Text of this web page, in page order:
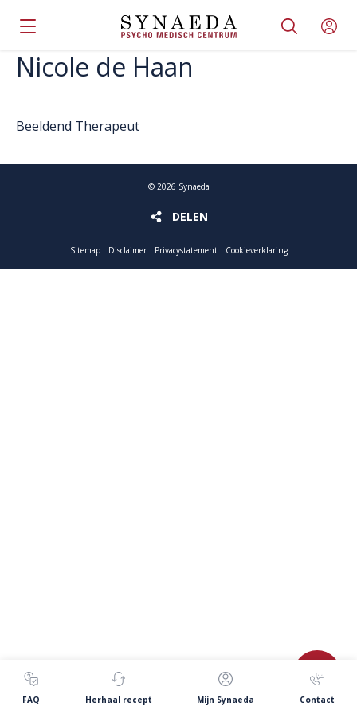
Nicole de Haan
Beeldend Therapeut
© 2026 Synaeda
DELEN
DELEN
Sitemap Disclaimer Privacystatement Cookieverklaring
FAQ Herhaal recept Mijn Synaeda Contact